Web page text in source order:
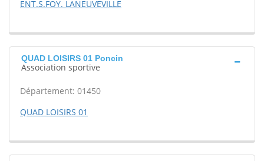
ENT.S.FOY. LANEUVEVILLE
QUAD LOISIRS 01 Poncin
Association sportive
Département: 01450
QUAD LOISIRS 01